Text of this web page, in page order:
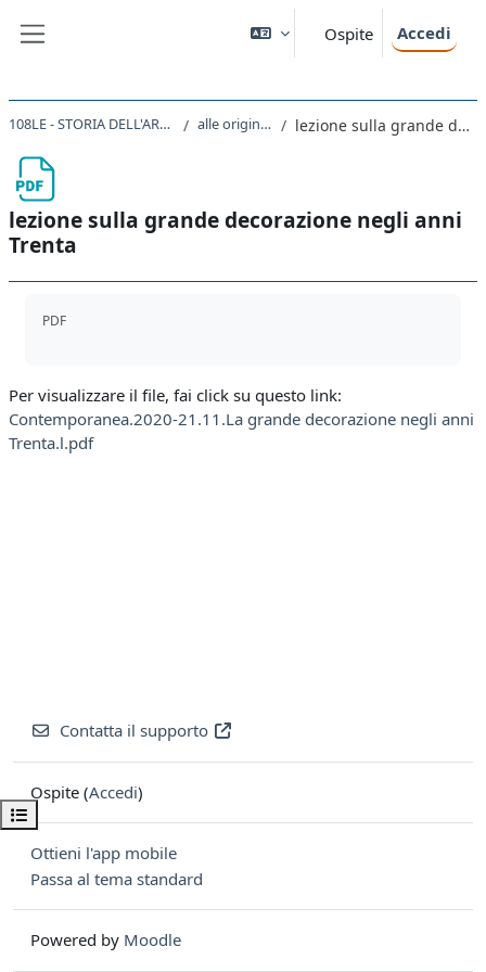
Ospite Accedi
Apri indice del corso
108LE - STORIA DELL'ARTE CONTEMPORANEA 2020 alle origini del Muralismo lezione sulla grande decorazione negli anni Trenta
lezione sulla grande decorazione negli anni
Trenta
PDF
Per visualizzare il file, fai click su questo link:
Contemporanea.2020-21.11.La grande decorazione negli anni
Trenta.l.pdf
Contatta il supporto
Ospite (Accedi)
Ottieni l'app mobile
Passa al tema standard
Powered by Moodle